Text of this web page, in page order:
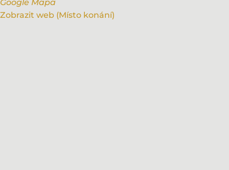
Google Mapa
Zobrazit web (Místo konání)